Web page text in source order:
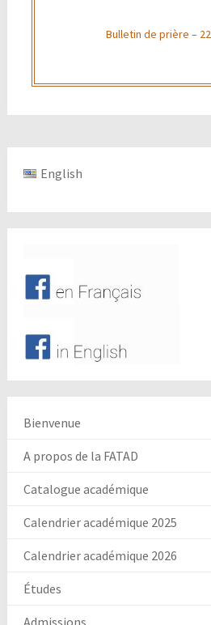
Bulletin de prière –
English
Bienvenue
A propos de la FATAD
Catalogue académique
Calendrier académique 2025
Calendrier académique 2026
Études